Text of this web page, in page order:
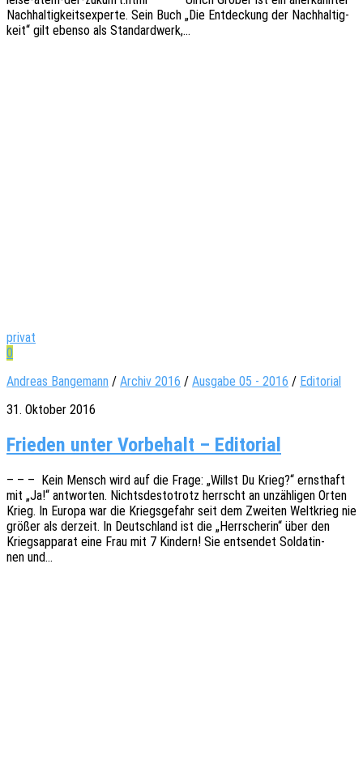
Nach­hal­tig­keits­exper­te. Sein Buch „Die Entde­ckung der Nach­hal­tig­
keit“ gilt ebenso als Standardwerk,…
privat
0
Andreas Bangemann / Archiv 2016 / Ausgabe 05 - 2016 / Editorial
31. Oktober 2016
Frie­den unter Vor­be­halt – Editorial
– – – Kein Mensch wird auf die Frage: „Willst Du Krieg?“ ernst­haft
mit „Ja!“ antwor­ten. Nichts­des­to­trotz herrscht an unzäh­li­gen Orten
Krieg. In Europa war die Kriegs­ge­fahr seit dem Zwei­ten Welt­krieg nie
größer als derzeit. In Deutsch­land ist die „Herr­sche­rin“ über den
Kriegs­ap­pa­rat eine Frau mit 7 Kindern! Sie entsen­det Solda­tin­
nen und…